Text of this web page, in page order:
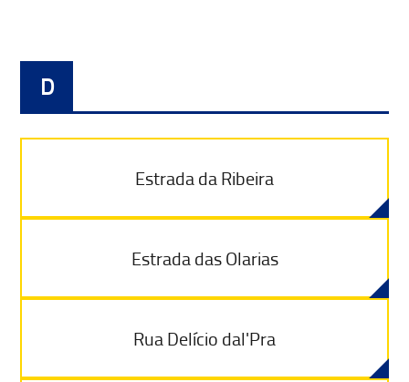
D
Estrada da Ribeira
Estrada das Olarias
Rua Delício dal'Pra